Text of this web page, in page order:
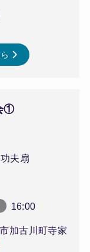
①
夫扇
16:00
加古川町寺家